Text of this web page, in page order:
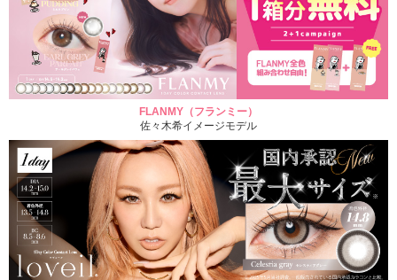
FLANMY（フランミー）
佐々木希イメージモデル